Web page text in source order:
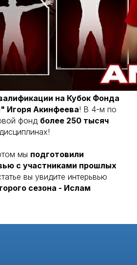
на Кубок Фонда
Игоря Акинфеева! В 4-м по
фонд более 250 тысяч
мы подготовили
с участниками прошлых
вы увидите интерьвью
сезона - Ислам